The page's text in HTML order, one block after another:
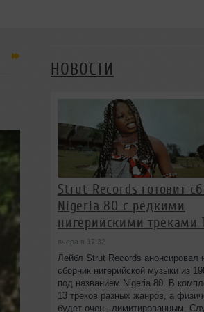
НОВОСТИ
Strut Records готовит
Nigeria 80 с редкими
нигерийскими треками
вчера в 17:32
Лейбл Strut Records анонсировал
сборник нигерийской музыки из
под названием Nigeria 80. В
13 треков разных жанров, а
будет очень лимитированным.